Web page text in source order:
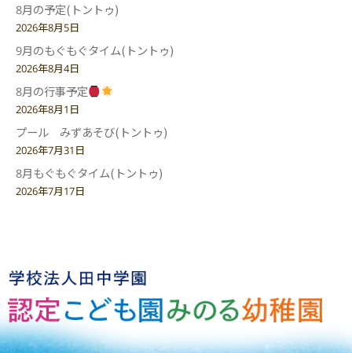
8月の予定(トントゥ)
2026年8月5日
9月のもぐもぐタイム(トントゥ)
2026年8月4日
8月の行事予定
2026年8月1日
プール みずあそび(トントゥ)
2026年7月31日
8月もぐもぐタイム(トントゥ)
2026年7月17日